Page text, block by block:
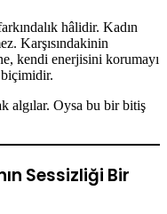
hâlidir. Kadın
Karşısındakinin
kendi enerjisini korumayı
algılar. Oysa bu bir bitiş
Sessizliği Bir